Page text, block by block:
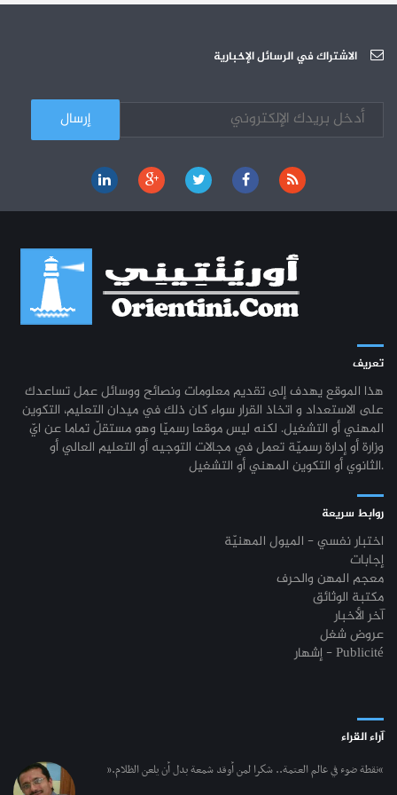
03-10 الجامعة العربية للعلوم : دورة تكوينية
كل الأخبار
الاشتراك في الرسائل الإخبارية
تعريف
هذا الموقع يهدف إلى تقديم معلومات ونصائح ووسائل عمل تساعدك
على الاستعداد و اتخاذ القرار سواء كان ذلك في ميدان التعليم، التكوين
المهني أو التشغيل. لكنه ليس موقعا رسميّا وهو مستقلّ تماما عن ايّ
وزارة أو إدارة رسميّة تعمل في مجالات التوجيه أو التعليم العالي أو
الثانوي أو التكوين المهني أو التشغيل.
روابط سريعة
اختبار نفسي - الميول المهنيّة
إجابات
معجم المهن والحرف
مكتبة الوثائق
آخر الأخبار
عروض شغل
إشهار - Publicité
آراء القراء
“نقطة ضوء في عالم العتمة.. شكرا لمن أوقد شمعة بدل أن يلعن الظلام.”